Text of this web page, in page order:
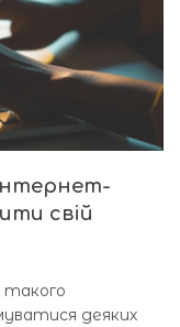
свій
деяких